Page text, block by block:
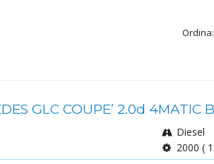
Ordina:
GLC COUPE’ 2.0d
Diesel
2000 (